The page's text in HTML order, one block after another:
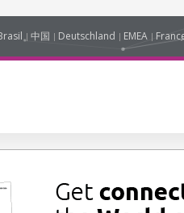
中国 Deutschland EMEA